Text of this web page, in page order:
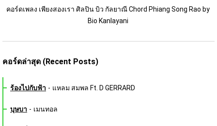
คอร์ดเพลง เพียงสองเรา ศิลปิน บิว กัลยาณี Chord Phiang Song Rao by
Bio Kanlayani
คอร์ดล่าสุด (Recent Posts)
ร้องไปกับฟ้า - แหลม สมพล Ft. D GERRARD
บุษบา - เมนทอล